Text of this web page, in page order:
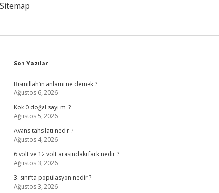
Sitemap
Sidebar
Son Yazılar
Bismillah’ın anlamı ne demek ?
Ağustos 6, 2026
Kok 0 doğal sayı mı ?
Ağustos 5, 2026
Avans tahsilatı nedir ?
Ağustos 4, 2026
6 volt ve 12 volt arasındaki fark nedir ?
Ağustos 3, 2026
3. sınıfta popülasyon nedir ?
Ağustos 3, 2026